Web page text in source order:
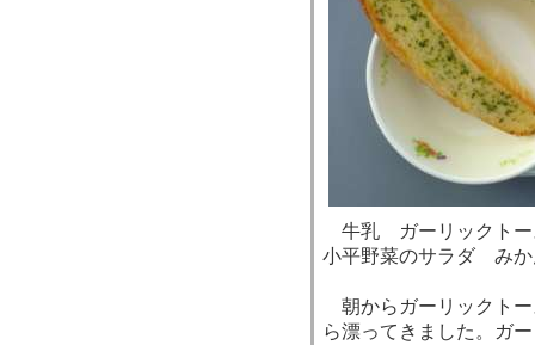
牛乳 ガーリックト
小平野菜のサラダ みか
朝からガーリックトー
ら漂ってきました。ガ